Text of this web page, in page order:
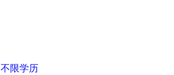
不限学历